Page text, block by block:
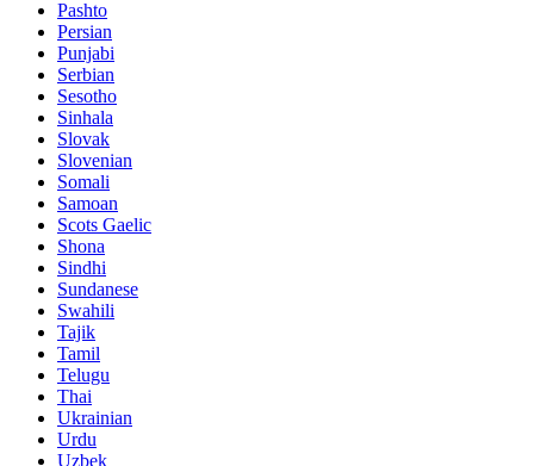
Pashto
Persian
Punjabi
Serbian
Sesotho
Sinhala
Slovak
Slovenian
Somali
Samoan
Scots Gaelic
Shona
Sindhi
Sundanese
Swahili
Tajik
Tamil
Telugu
Thai
Ukrainian
Urdu
Uzbek